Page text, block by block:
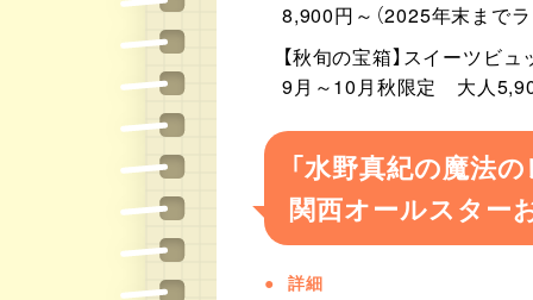
8,900円～（2025年末まで
【秋旬の宝箱】スイーツビュ
9月～10月秋限定 大人
「水野真紀の魔法
関西オールスター
詳細